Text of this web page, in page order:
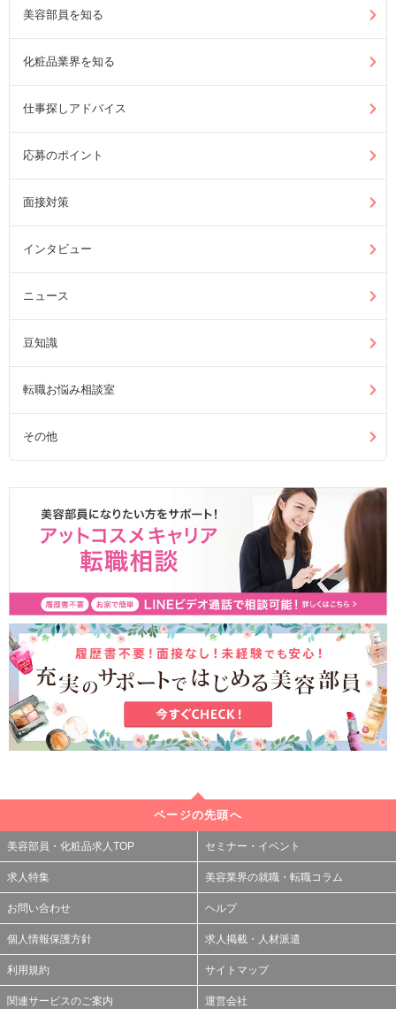
美容部員を知る
化粧品業界を知る
仕事探しアドバイス
応募のポイント
面接対策
インタビュー
ニュース
豆知識
転職お悩み相談室
その他
ページの先頭へ
美容部員・化粧品求人TOP セミナー・イベント
求人特集 美容業界の就職・転職コラム
お問い合わせ ヘルプ
個人情報保護方針 求人掲載・人材派遣
利用規約 サイトマップ
関連サービスのご案内 運営会社